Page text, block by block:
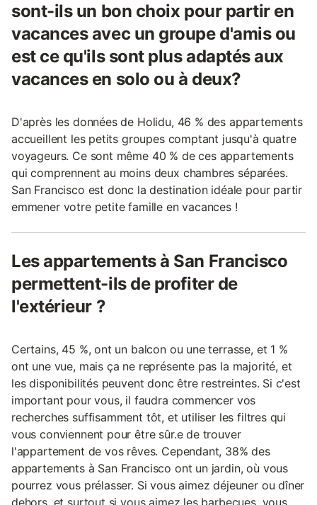
sont-ils un bon choix pour partir en
vacances avec un groupe d'amis ou
est ce qu'ils sont plus adaptés aux
vacances en solo ou à deux?
D'après les données de Holidu, 46 % des appartements
accueillent les petits groupes comptant jusqu'à quatre
voyageurs. Ce sont même 40 % de ces appartements
qui comprennent au moins deux chambres séparées.
San Francisco est donc la destination idéale pour partir
emmener votre petite famille en vacances !
Les appartements à San Francisco
permettent-ils de profiter de
l'extérieur ?
Certains, 45 %, ont un balcon ou une terrasse, et 1 %
ont une vue, mais ça ne représente pas la majorité, et
les disponibilités peuvent donc être restreintes. Si c'est
important pour vous, il faudra commencer vos
recherches suffisamment tôt, et utiliser les filtres qui
vous conviennent pour être sûr.e de trouver
l'appartement de vos rêves. Cependant, 38% des
appartements à San Francisco ont un jardin, où vous
pourrez vous prélasser. Si vous aimez déjeuner ou dîner